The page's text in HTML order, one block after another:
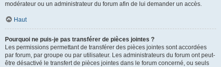
modérateur ou un administrateur du forum afin de lui demander un accès.
Haut
Pourquoi ne puis-je pas transférer de pièces jointes ?
Les permissions permettant de transférer des pièces jointes sont accordées
par forum, par groupe ou par utilisateur. Les administrateurs du forum ont peut-
être désactivé le transfert de pièces jointes dans le forum concerné, ou seuls